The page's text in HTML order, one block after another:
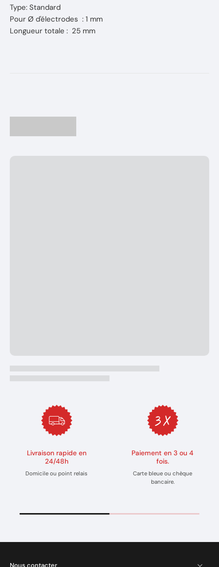
Type: Standard
Pour Ø d'électrodes : 1 mm
Longueur totale : 25 mm
Livraison rapide en
24/48h
Domicile ou point relais
Paiement en 3 ou 4
fois.
Carte bleue ou chèque
bancaire.
Nous contacter